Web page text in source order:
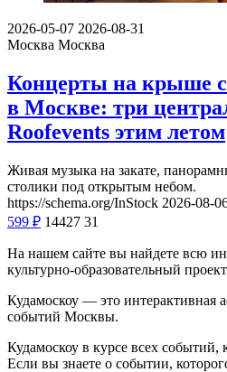
2026-05-07 2026-08-31
Москва Москва
Концерты на крыше
в Москве: три
Roofevents этим летом
Живая музыка на закате,
столики под открытым небом.
https://schema.org/InStock 2026-08-
599 ₽ 14427 31
На нашем сайте вы найдете всю
культурно-образовательный
Кудамоскоу — это интерактивная
событий Москвы.
Кудамоскоу в курсе всех
Если вы знаете о событии,